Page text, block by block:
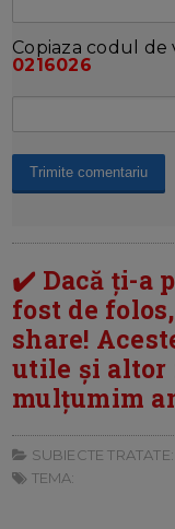
Copiaza codul de
0216026
✔️ Dacă ți-a
fost de
share!
utile și altor
mulțumim
SUBIECTE TRATATE:
TEMA: